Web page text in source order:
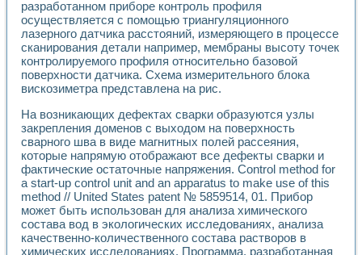
разработанном приборе контроль профиля
осуществляется с помощью триангуляционного
лазерного датчика расстояний, измеряющего в процессе
сканирования детали например, мембраны высоту точек
контролируемого профиля относительно базовой
поверхности датчика. Схема измерительного блока
вискозиметра представлена на рис.
На возникающих дефектах сварки образуются узлы
закрепления доменов с выходом на поверхность
сварного шва в виде магнитных полей рассеяния,
которые напрямую отображают все дефекты сварки и
фактические остаточные напряжения. Control method for
a start-up control unit and an apparatus to make use of this
method // United States patent № 5859514, 01. Прибор
может быть использован для анализа химического
состава вод в экологических исследованиях, анализа
качественно-количественного состава растворов в
химических исследованиях. Программа, разработанная